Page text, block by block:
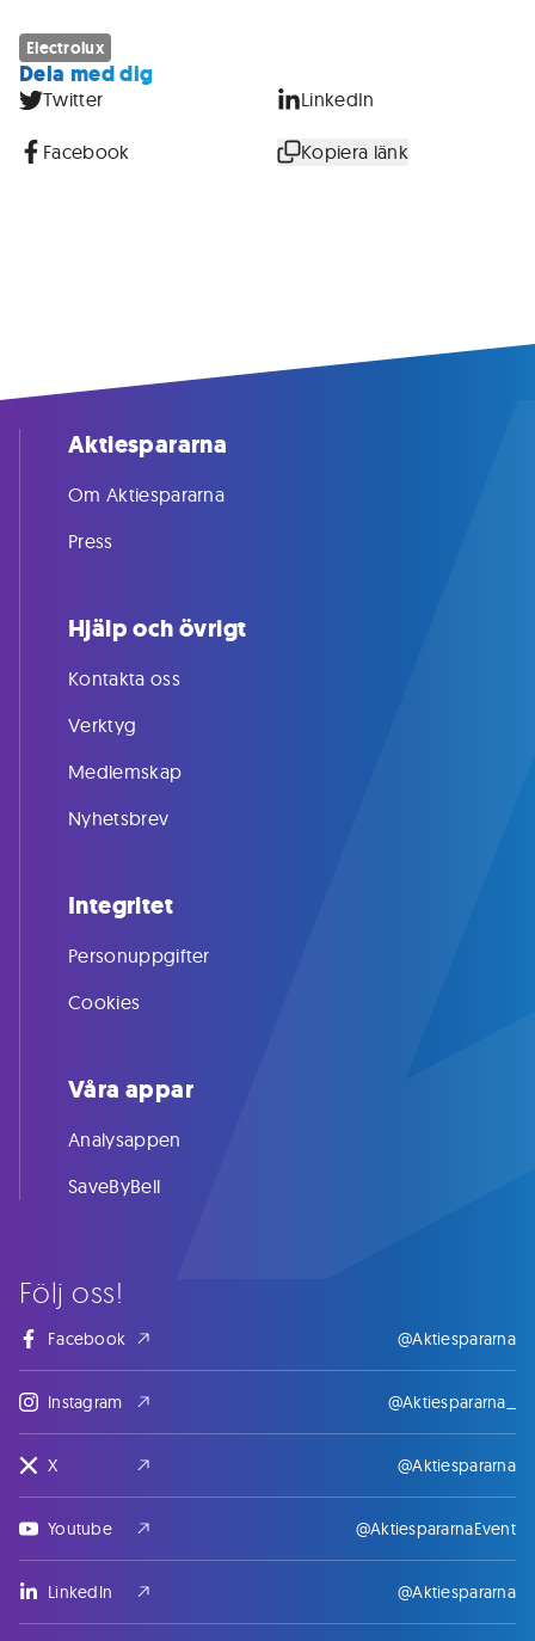
Electrolux
Dela med dig
Twitter LinkedIn
Facebook Kopiera länk
Följ oss!
Facebook @Aktiespararna
Instagram @Aktiespararna_
X @Aktiespararna
Youtube @AktiespararnaEvent
LinkedIn @Aktiespararna
Aktiespararna
Om Aktiespararna
Press
Hjälp och övrigt
Kontakta oss
Verktyg
Medlemskap
Nyhetsbrev
Integritet
Personuppgifter
Cookies
Våra appar
Analysappen
SaveByBell